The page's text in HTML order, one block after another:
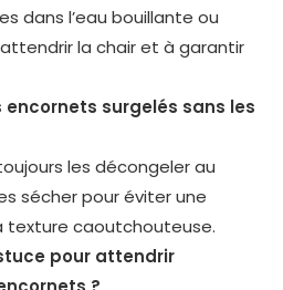
dans l’eau bouillante ou
la chair et à garantir
encornets surgelés sans les
les décongeler au
sécher pour éviter une
texture caoutchouteuse.
pour attendrir